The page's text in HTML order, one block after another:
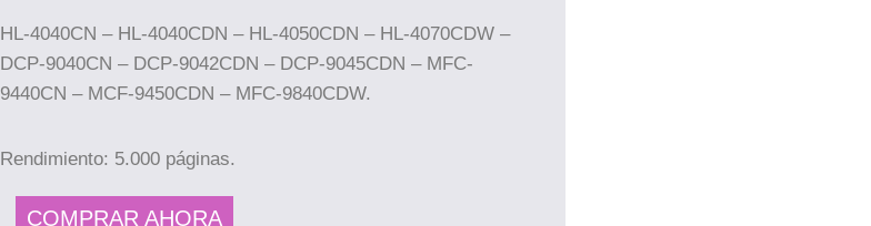
HL-4040CN – HL-4040CDN – HL-4050CDN – HL-4070CDW –
DCP-9040CN – DCP-9042CDN – DCP-9045CDN – MFC-
9440CN – MCF-9450CDN – MFC-9840CDW.
Rendimiento: 5.000 páginas.
COMPRAR AHORA